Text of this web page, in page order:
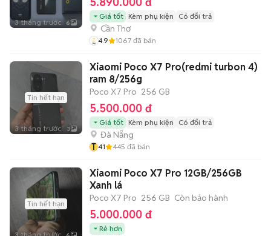
3 tháng trước 6
Giá tốt Kèm phụ kiện Có đổi trả
Cần Thơ
4.9 1067 đã bán
Tin hết hạn
3 tháng trước 3
Xiaomi Poco X7 Pro(redmi turbon 4)
ram 8/256g
Poco X7 Pro 256 GB
5.500.000 đ
Giá tốt Kèm phụ kiện Có đổi trả
Đà Nẵng
T 4.1 445 đã bán
Tin hết hạn
Xiaomi Poco X7 Pro 12GB/256GB
Xanh lá
Poco X7 Pro 256 GB Còn bảo hành
5.000.000 đ
Rẻ hơn